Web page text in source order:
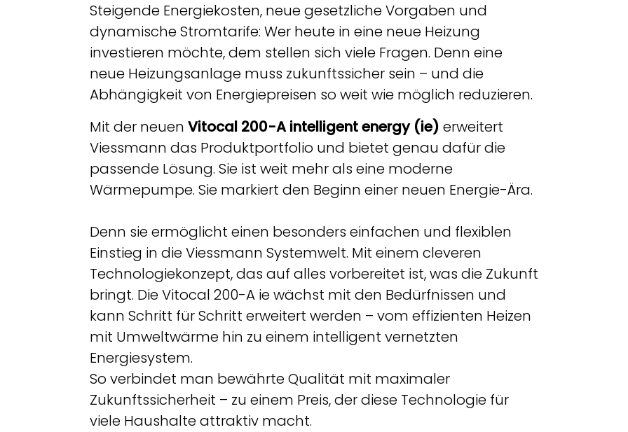
Steigende Energiekosten, neue gesetzliche Vorgaben und
dynamische Stromtarife: Wer heute in eine neue Heizung
investieren möchte, dem stellen sich viele Fragen. Denn eine
neue Heizungsanlage muss zukunftssicher sein – und die
Abhängigkeit von Energiepreisen so weit wie möglich reduzieren.
Mit der neuen Vitocal 200-A intelligent energy (ie) erweitert
Viessmann das Produktportfolio und bietet genau dafür die
passende Lösung. Sie ist weit mehr als eine moderne
Wärmepumpe. Sie markiert den Beginn einer neuen Energie-Ära.
Denn sie ermöglicht einen besonders einfachen und flexiblen
Einstieg in die Viessmann Systemwelt. Mit einem cleveren
Technologiekonzept, das auf alles vorbereitet ist, was die Zukunft
bringt. Die Vitocal 200-A ie wächst mit den Bedürfnissen und
kann Schritt für Schritt erweitert werden – vom effizienten Heizen
mit Umweltwärme hin zu einem intelligent vernetzten
Energiesystem.
So verbindet man bewährte Qualität mit maximaler
Zukunftssicherheit – zu einem Preis, der diese Technologie für
viele Haushalte attraktiv macht.